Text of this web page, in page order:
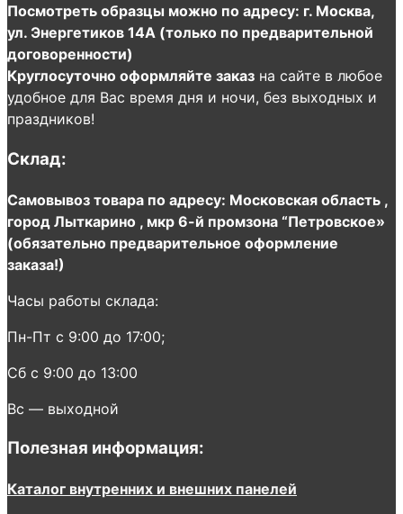
Посмотреть образцы можно по адресу: г. Москва,
ул. Энергетиков 14А (только по предварительной
договоренности)
Круглосуточно оформляйте заказ на сайте в любое
удобное для Вас время дня и ночи, без выходных и
праздников!
Склад:
Самовывоз товара по адресу: Московская область ,
город Лыткарино , мкр 6-й промзона “Петровское»
(обязательно предварительное оформление
заказа!)
Часы работы склада:
Пн-Пт с 9:00 до 17:00;
Сб с 9:00 до 13:00
Вс — выходной
Полезная информация:
Каталог внутренних и внешних панелей